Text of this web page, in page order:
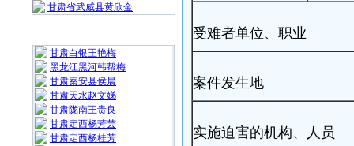
甘肃省武威县黄欣金
甘肃白银王艳梅
黑龙江黑河韩帮梅
甘肃秦安县侯晨
甘肃天水赵文娣
甘肃陇南王贵良
甘肃定西杨芳芸
甘肃定西杨桂芳
受难者单位、职业
案件发生地
实施迫害的机构、人员